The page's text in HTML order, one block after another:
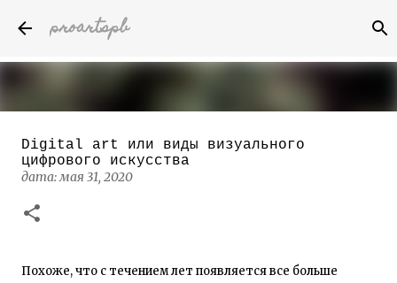
proartspb
Бумажные скульптуры канадского
художника Келвина Николса (Calvin
Nicholls)
Digital art или виды визуального
цифрового искусства
дата:мая 31, 2020
Похоже, что с течением лет появляется все больше